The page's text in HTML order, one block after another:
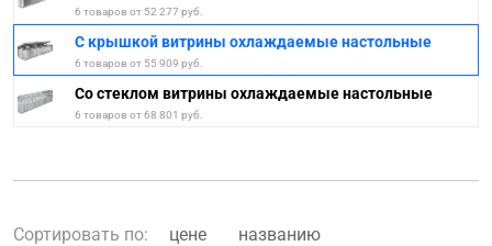
6 товаров от 52 277 руб.
С крышкой витрины охлаждаемые настольные
6 товаров от 55 909 руб.
Со стеклом витрины охлаждаемые настольные
6 товаров от 68 801 руб.
Сортировать по: цене названию